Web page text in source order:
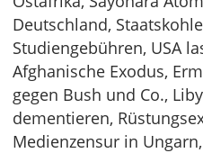
Deutschland,
Studiengebühren, USA
Afghanische Exodus,
gegen Bush und Co.,
dementieren,
Medienzensur in